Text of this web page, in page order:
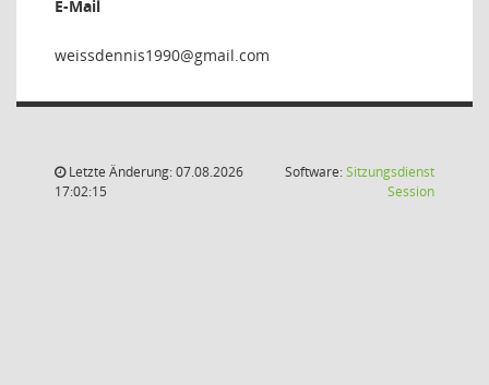
E-Mail
0991sin
Letzte Änderung: 07.08.2026
17:02:15
Software:Sitzungsdienst
Session(Wird in